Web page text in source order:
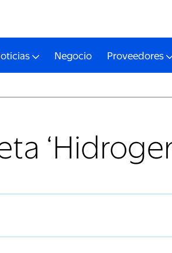
Negocio Proveedores